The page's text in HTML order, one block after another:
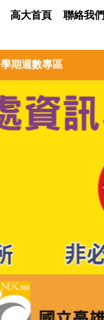
高大首頁 聯絡我們
學期週數專區